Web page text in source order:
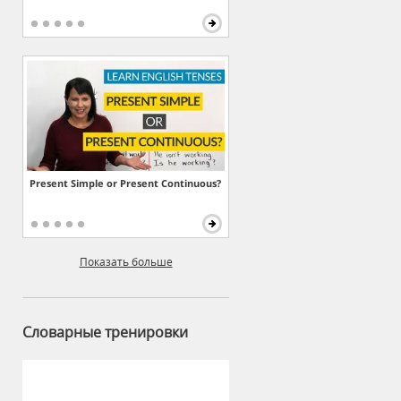
Present Simple or Present Continuous?
Показать больше
Словарные тренировки